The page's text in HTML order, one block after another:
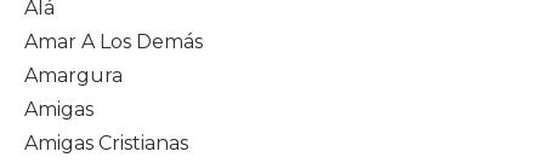
Alá
Amar A Los Demás
Amargura
Amigas
Amigas Cristianas